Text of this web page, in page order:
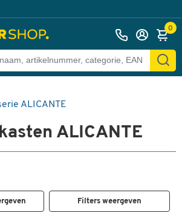
0
ALICANTE
ALICANTE
Filters weergeven